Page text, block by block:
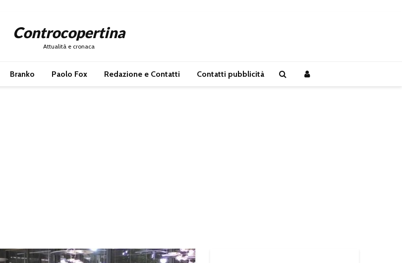
Controcopertina
Attualità e cronaca
Branko Paolo Fox Redazione e Contatti Contatti pubblicità